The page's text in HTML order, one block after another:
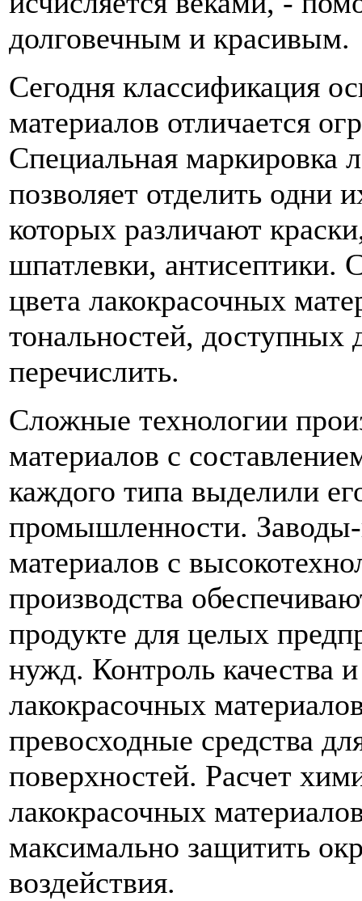
долговечным и красивым.
Сегодня классификация
материалов отличается
Специальная маркировка
позволяет отделить одни
которых различают
шпатлевки, антисептики.
цвета лакокрасочных
тональностей, доступных
перечислить.
Сложные технологии
материалов с
каждого типа выделили
промышленности. Заводы-
материалов с
производства
продукте для целых
нужд. Контроль качества
лакокрасочных
превосходные средства
поверхностей. Расчет
лакокрасочных
максимально защитить
воздействия.